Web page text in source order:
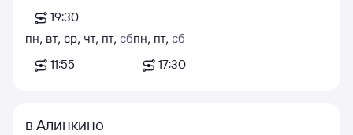
19:30
пн, вт, ср, чт, пт, сб
11:55
пн, пт, сб
17:30
в Алинкино